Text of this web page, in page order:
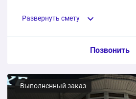
Развернуть смету
Пункт сметы / Ед. изм. / Цена
Пластиковые панорамные теплые
138400
Позвонить
Выполненный заказ